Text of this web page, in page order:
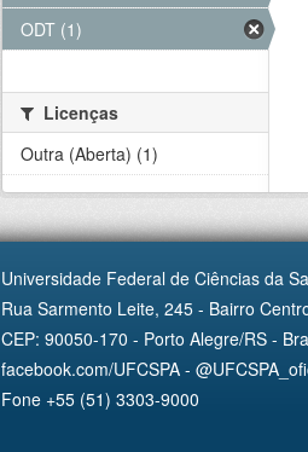
ODT (1)
Licenças
Outra (Aberta) (1)
Universidade Federal de Ciências da
Rua Sarmento Leite, 245 - Bairro
CEP: 90050-170 - Porto Alegre/RS -
facebook.com/UFCSPA -
Fone +55 (51) 3303-9000